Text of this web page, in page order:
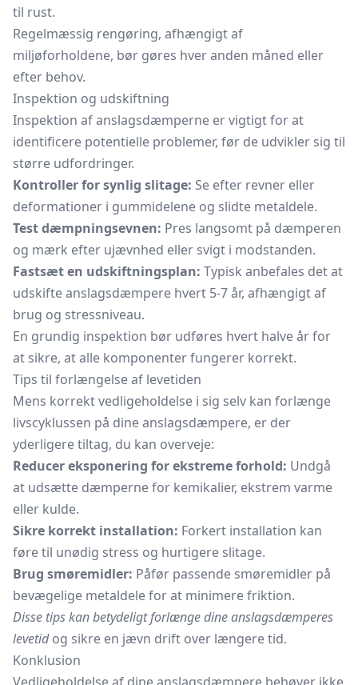
til rust.
Regelmæssig rengøring, afhængigt af
miljøforholdene, bør gøres hver anden måned eller
efter behov.
Inspektion og udskiftning
Inspektion af anslagsdæmperne er vigtigt for at
identificere potentielle problemer, før de udvikler sig til
større udfordringer.
Kontroller for synlig slitage: Se efter revner eller
deformationer i gummidelene og slidte metaldele.
Test dæmpningsevnen: Pres langsomt på dæmperen
og mærk efter ujævnhed eller svigt i modstanden.
Fastsæt en udskiftningsplan: Typisk anbefales det at
udskifte anslagsdæmpere hvert 5-7 år, afhængigt af
brug og stressniveau.
En grundig inspektion bør udføres hvert halve år for
at sikre, at alle komponenter fungerer korrekt.
Tips til forlængelse af levetiden
Mens korrekt vedligeholdelse i sig selv kan forlænge
livscyklussen på dine anslagsdæmpere, er der
yderligere tiltag, du kan overveje:
Reducer eksponering for ekstreme forhold: Undgå
at udsætte dæmperne for kemikalier, ekstrem varme
eller kulde.
Sikre korrekt installation: Forkert installation kan
føre til unødig stress og hurtigere slitage.
Brug smøremidler: Påfør passende smøremidler på
bevægelige metaldele for at minimere friktion.
Disse tips kan betydeligt forlænge dine anslagsdæmperes
levetidog sikre en jævn drift over længere tid.
Konklusion